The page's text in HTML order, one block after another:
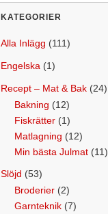
KATEGORIER
Alla Inlägg (111)
Engelska (1)
Recept – Mat & Bak(24)
Bakning (12)
Fiskrätter(1)
Matlagning (12)
Min bästa Julmat(11)
Slöjd (53)
Broderier(2)
Garnteknik(7)